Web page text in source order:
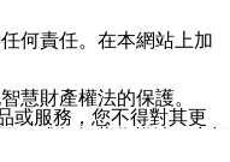
何責任。在本網站上加
慧財產權法的保護。
或服務，您不得對其更